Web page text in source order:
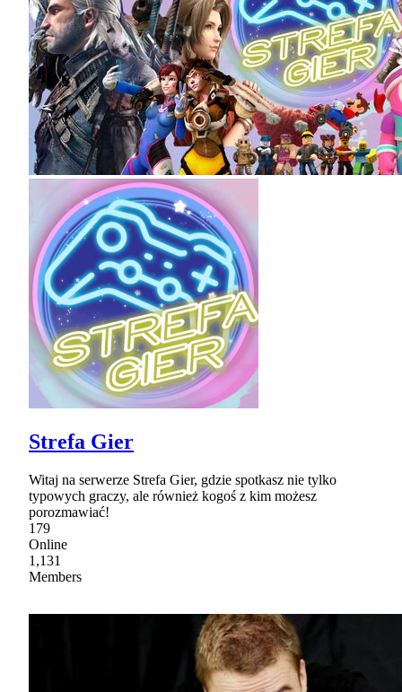
Strefa Gier
Witaj na serwerze Strefa Gier, gdzie spotkasz nie tylko
typowych graczy, ale również kogoś z kim możesz
porozmawiać!
179
Online
1,131
Members